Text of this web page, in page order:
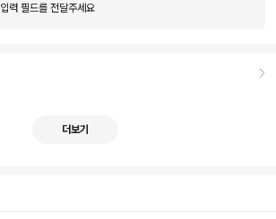
입력 필드를 전달주세요
더보기